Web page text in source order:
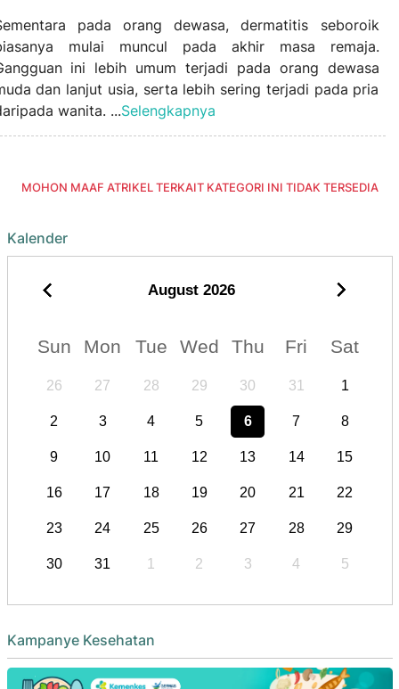
pada orang dewasa, dermatitis seboroik
mulai muncul pada akhir masa remaja.
ini lebih umum terjadi pada orang dewasa
dan lanjut usia, serta lebih sering terjadi pada pria
wanita. ...Selengkapnya
MOHON MAAF ATRIKEL TERKAIT KATEGORI INI TIDAK TERSEDIA
Kalender
August 2026
Sun Mon Tue Wed Thu Fri Sat
26 27 28 29 30 31 1
2 3 4 5 6 7 8
9 10 11 12 13 14 15
16 17 18 19 20 21 22
23 24 25 26 27 28 29
30 31 1 2 3 4 5
Kampanye Kesehatan